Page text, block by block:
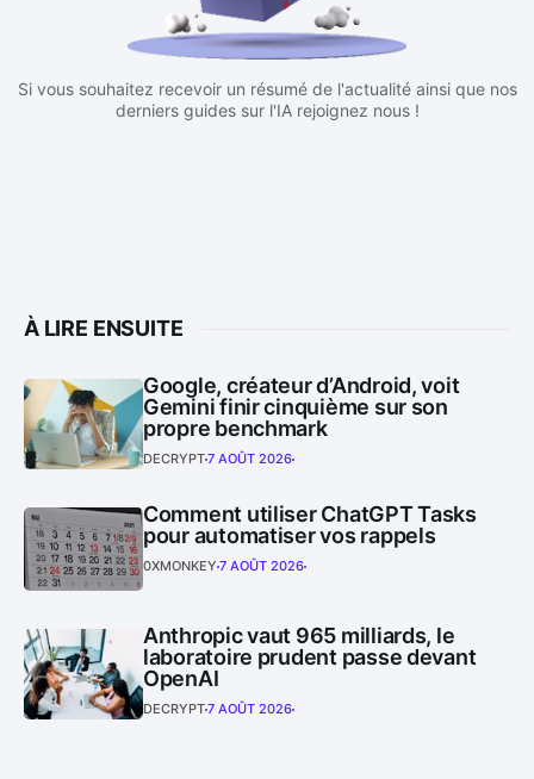
Si vous souhaitez recevoir un résumé de l'actualité ainsi que nos
derniers guides sur l'IA rejoignez nous !
À LIRE ENSUITE
Google, créateur d’Android, voit
Gemini finir cinquième sur son
propre benchmark
DECRYPT7 AOÛT 2026
Comment utiliser ChatGPT Tasks
pour automatiser vos rappels
0XMONKEY 7 AOÛT 2026
Anthropic vaut 965 milliards, le
laboratoire prudent passe devant
OpenAI
DECRYPT7 AOÛT 2026